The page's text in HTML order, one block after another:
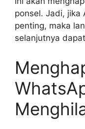
ponsel. Jadi, jika
penting, maka
selanjutnya